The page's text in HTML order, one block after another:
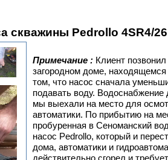
скважины Pedrollo 4SR4/
Примечание : Клиент
загородном доме,
том, что насос сначала
подавать воду.
мы выехали на место для
автоматики. По прибытию на
пробуренная в Cеноманский
насос Pedrollo, который и
дома, автоматики и
действительно сгорел и